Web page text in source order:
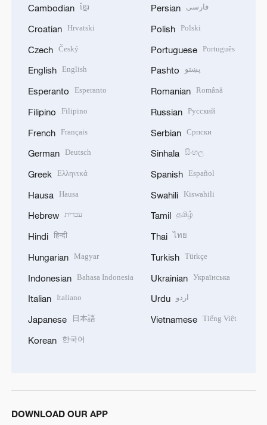
Cambodian ខ្មែរ
Croatian Hrvatski
Czech Český
English English
Esperanto Esperanto
Filipino Filipino
French Français
German Deutsch
Greek Ελληνικά
Hausa Hausa
Hebrew עברית
Hindi हिन्दी
Hungarian Magyar
Indonesian Bahasa Indonesia
Italian Italiano
Japanese 日本語
Korean 한국어
Persian فارسی
Polish Polski
Portuguese Português
Pashto پښتو
Romanian Română
Russian Русский
Serbian Српски
Sinhala සිංහල
Spanish Español
Swahili Kiswahili
Tamil தமிழ்
Thai ไทย
Turkish Türkçe
Ukrainian Українська
Urdu اردو
Vietnamese Tiếng Việt
DOWNLOAD OUR APP